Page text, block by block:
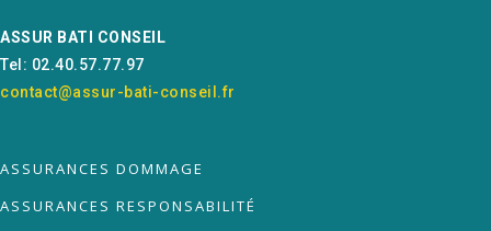
ASSUR BATI CONSEIL
Tel: 02.40.57.77.97
contact@assur-bati-conseil.fr
ASSURANCES DOMMAGE
ASSURANCES RESPONSABILITÉ